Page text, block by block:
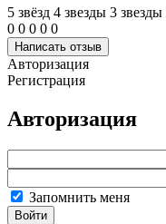
5 звёзд 4 звeзды 3 звeзды
0 0 0 0 0
Написать отзыв
Авторизация
Регистрация
Авторизация
Запомнить меня
Войти